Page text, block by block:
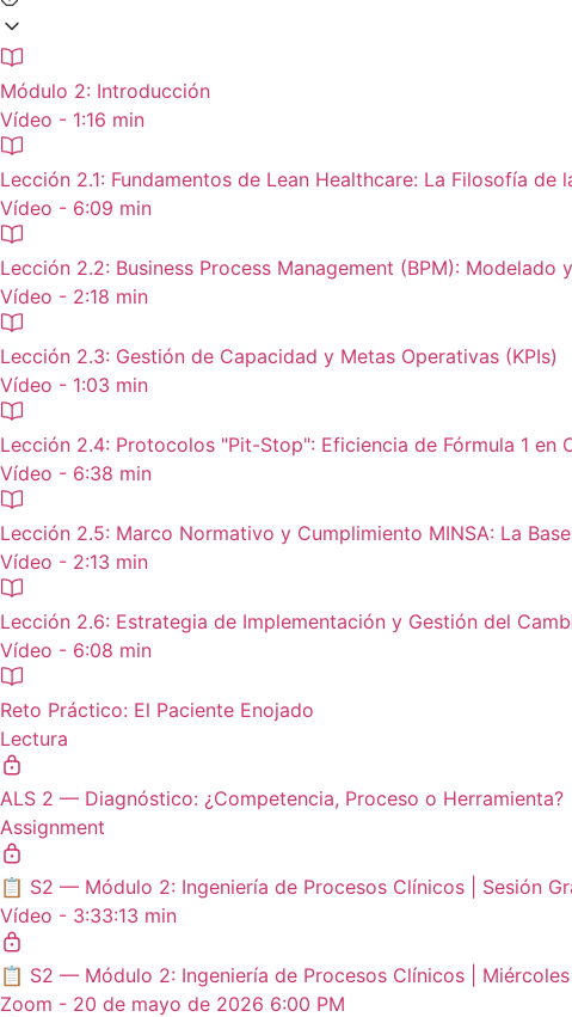
Módulo 2: Introducción
Vídeo - 1:16 min
Lección 2.1: Fundamentos de Lean Healthcare: La Filosofía de
Vídeo - 6:09 min
Lección 2.2: Business Process Management (BPM): Modelado
Vídeo - 2:18 min
Lección 2.3: Gestión de Capacidad y Metas Operativas (KPIs)
Vídeo - 1:03 min
Lección 2.4: Protocolos "Pit-Stop": Eficiencia de Fórmula 1 en
Vídeo - 6:38 min
Lección 2.5: Marco Normativo y Cumplimiento MINSA: La
Vídeo - 2:13 min
Lección 2.6: Estrategia de Implementación y Gestión del
Vídeo - 6:08 min
Reto Práctico: El Paciente Enojado
Lectura
ALS 2 — Diagnóstico: ¿Competencia, Proceso o Herramienta?
Assignment
📋 S2 — Módulo 2: Ingeniería de Procesos Clínicos | Sesión
Vídeo - 3:33:13 min
📋 S2 — Módulo 2: Ingeniería de Procesos Clínicos |
Zoom - 20 de mayo de 2026 6:00 PM